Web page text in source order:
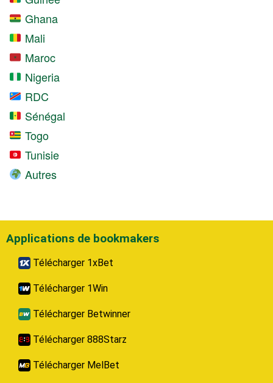
Ghana
Mali
Maroc
Nigeria
RDC
Sénégal
Togo
Tunisie
Autres
Applications de bookmakers
Télécharger 1xBet
Télécharger 1Win
Télécharger Betwinner
Télécharger 888Starz
Télécharger MelBet